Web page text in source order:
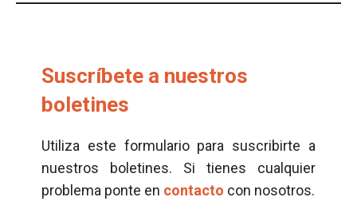
Suscríbete a nuestros
boletines
Utiliza este formulario para suscribirte a
nuestros boletines. Si tienes cualquier
problema ponte en contacto con nosotros.